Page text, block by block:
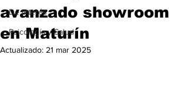
De interés
Psicología y Salud
avanzado showroom
en Maturín
Actualizado: 21 mar 2025